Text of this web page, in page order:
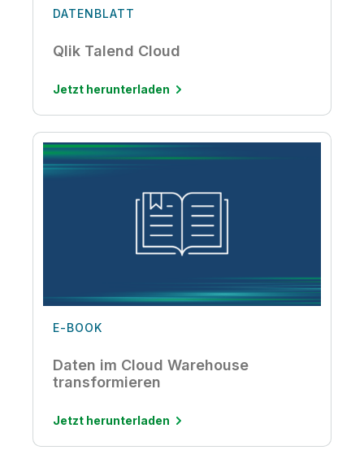
DATENBLATT
Qlik Talend Cloud
Jetzt herunterladen
E-BOOK
Daten im Cloud Warehouse
transformieren
Jetzt herunterladen